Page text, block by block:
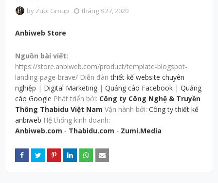
by Zubi Group tháng 8 27, 2020
Anbiweb Store
Nguồn bài viết:
https://store.anbiweb.com/product/template-blogspot-
landing-page-brave/ Diễn đànthiết kế website chuyên
nghiệp | Digital Marketing | Quảng cáo Facebook | Quảng
cáo Google Phát triển bởi: Công ty Công Nghệ & Truyền
Thông Thabidu Việt Nam Vận hành bởi: Công ty thiết kế
anbiweb Hệ thống kinh doanh:
Anbiweb.com - Thabidu.com - Zumi.Media